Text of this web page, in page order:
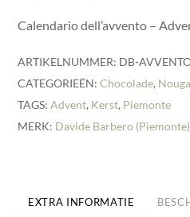
Calendario dell’avvento –
ARTIKELNUMMER: DB-
CATEGORIEËN:Chocolade,
TAGS:Advent, Kerst, Piemonte
MERK: Davide Barbero (Piemonte)
EXTRA INFORMATIE